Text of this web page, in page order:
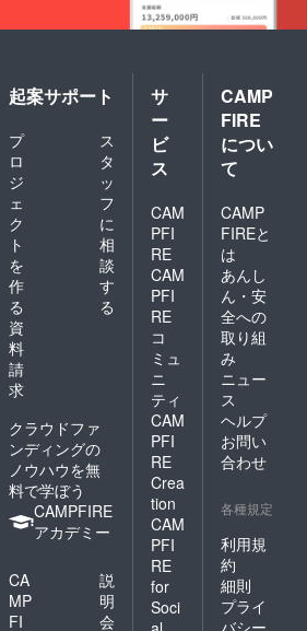
起案サポート
プ
ロ
ジ
ェ
ク
ト
を
作
る
ス
タ
ッ
フ
に
相
談
す
る
資
料
請
求
クラウドファ
ンディングの
ノウハウを無
料で学ぼう
CAMPFIRE
アカデミー
CA
MP
FI
説
明
会
サ
ー
ビ
ス
CAM
PFI
RE
CAM
PFI
RE
コ
ミュ
ニ
ティ
CAM
PFI
RE
Crea
tion
CAM
PFI
RE
for
Soci
CAMP
FIRE
につい
て
CAMP
FIREと
は
あんし
ん・安
全への
取り組
み
ニュー
ス
ヘルプ
お問い
合わせ
各種規定
利用規
約
細則
プライ